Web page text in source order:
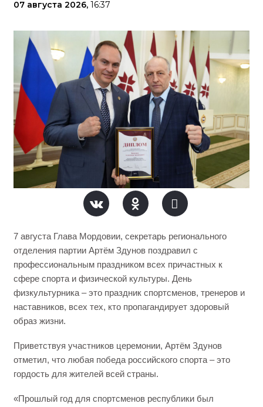
07 августа 2026, 16:37
7 августа Глава Мордовии, секретарь регионального
отделения партии Артём Здунов поздравил с
профессиональным праздником всех причастных к
сфере спорта и физической культуры. День
физкультурника – это праздник спортсменов, тренеров и
наставников, всех тех, кто пропагандирует здоровый
образ жизни.
Приветствуя участников церемонии, Артём Здунов
отметил, что любая победа российского спорта – это
гордость для жителей всей страны.
«Прошлый год для спортсменов республики был